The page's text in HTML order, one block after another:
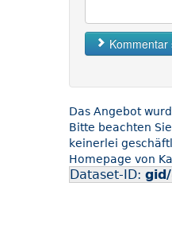
Kommentar
Das Angebot
Bitte beachten
keinerlei
Homepage von
Dataset-ID: